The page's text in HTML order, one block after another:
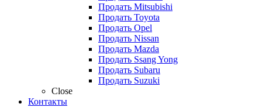
Продать Mitsubishi
Продать Toyota
Продать Opel
Продать Nissan
Продать Mazda
Продать Ssang Yong
Продать Subaru
Продать Suzuki
Close
Контакты